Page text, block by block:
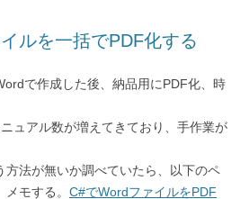
ルを一括でPDF化する
で作成した後、納品用にPDF化、時
ュアル数が増えてきており、手作業が
方法が無いか調べていたら、以下のペ
モする。 C#でWordファイルをPDF